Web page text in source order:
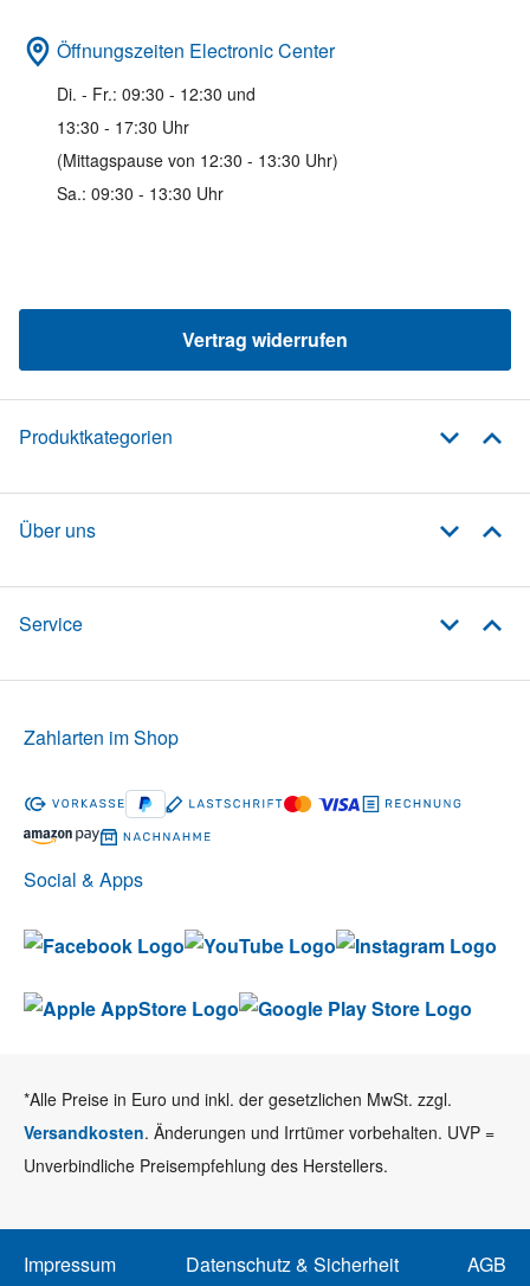
Öffnungszeiten Electronic Center
Di. - Fr.: 09:30 - 12:30 und
13:30 - 17:30 Uhr
(Mittagspause von 12:30 - 13:30 Uhr)
Sa.: 09:30 - 13:30 Uhr
Vertrag widerrufen
Produktkategorien
Über uns
Service
Social & Apps
Zahlarten im Shop
*Alle Preise in Euro und inkl. der gesetzlichen MwSt. zzgl.
Versandkosten. Änderungen und Irrtümer vorbehalten. UVP =
Unverbindliche Preisempfehlung des Herstellers.
Impressum Datenschutz & Sicherheit AGB